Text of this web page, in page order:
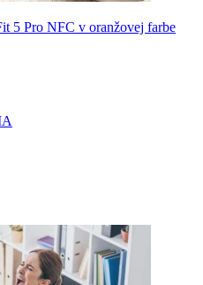
5 Pro NFC v oranžovej farbe